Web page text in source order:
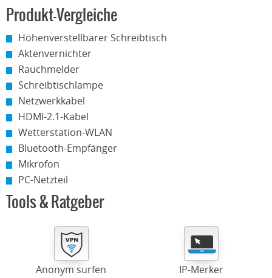
Produkt-Vergleiche
Höhenverstellbarer Schreibtisch
Aktenvernichter
Rauchmelder
Schreibtischlampe
Netzwerkkabel
HDMI-2.1-Kabel
Wetterstation-WLAN
Bluetooth-Empfänger
Mikrofon
PC-Netzteil
Tools & Ratgeber
Anonym surfen IP-Merker